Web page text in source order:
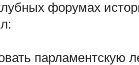
форумах
парламентскую